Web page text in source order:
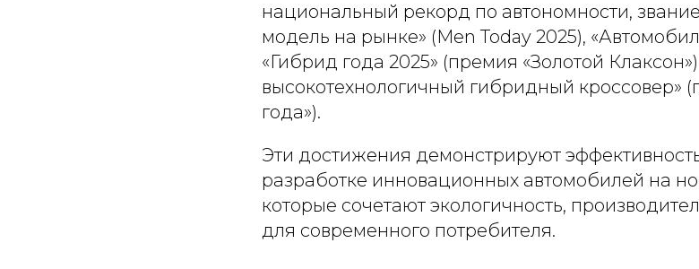
национальный рекорд по автономности,
модель на рынке» (Men Today 2025),
«Гибрид года 2025» (премия «Золотой
высокотехнологичный гибридный кроссовер»
года»).
Эти достижения демонстрируют
разработке инновационных автомобилей на
которые сочетают экологичность,
для современного потребителя.